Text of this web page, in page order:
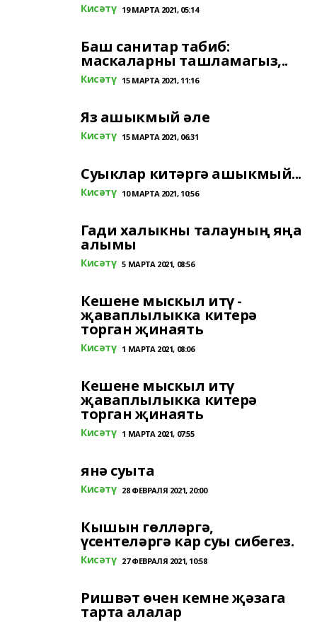
Кисәтү 19 МАРТА 2021, 05:14
Баш санитар табиб:
маскаларны ташламагыз,..
Кисәтү 15 МАРТА 2021, 11:16
Яз ашыкмый әле
Кисәтү 15 МАРТА 2021, 06:31
Суыклар китәргә ашыкмый...
Кисәтү 10 МАРТА 2021, 10:56
Гади халыкны талауның яңа
алымы
Кисәтү 5 МАРТА 2021, 08:56
Кешене мыскыл итү -
җаваплылыкка китерә
торган җинаять
Кисәтү 1 МАРТА 2021, 08:06
Кешене мыскыл итү
җаваплылыкка китерә
торган җинаять
Кисәтү 1 МАРТА 2021, 07:55
янә суыта
Кисәтү 28 ФЕВРАЛЯ 2021, 20:00
Кышын гөлләргә,
үсентеләргә кар суы сибегез.
Кисәтү 27 ФЕВРАЛЯ 2021, 10:58
Ришвәт өчен кемне җәзага
тарта алалар